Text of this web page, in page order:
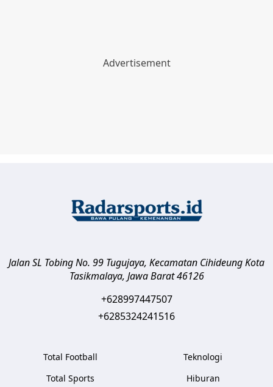
Jalan SL Tobing No. 99 Tugujaya, Kecamatan CihideungKota
Tasikmalaya, Jawa Barat 46126
+628997447507
+6285324241516
Total Football
Total Sports
Teknologi
Hiburan